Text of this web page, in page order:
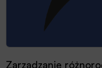
Zarządzanie